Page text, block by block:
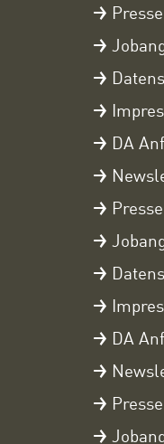
DA
DA